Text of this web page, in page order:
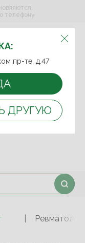
АПТЕКУ:
пр-те, д.47
ДРУГУЮ
телефону